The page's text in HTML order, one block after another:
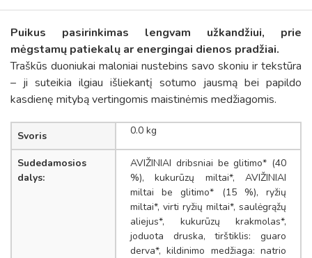
Puikus pasirinkimas lengvam užkandžiui, prie
mėgstamų patiekalų ar energingai dienos pradžiai.
Traškūs duoniukai maloniai nustebins savo skoniu ir tekstūra
– ji suteikia ilgiau išliekantį sotumo jausmą bei papildo
kasdienę mitybą vertingomis maistinėmis medžiagomis.
Svoris 0.0 kg
Sudedamosios
dalys:
AVIŽINIAI dribsniai be glitimo* (40
%), kukurūzų miltai*, AVIŽINIAI
miltai be glitimo* (15 %), ryžių
miltai*, virti ryžių miltai*, saulėgrąžų
aliejus*, kukurūzų krakmolas*,
joduota druska, tirštiklis: guaro
derva*, kildinimo medžiaga: natrio